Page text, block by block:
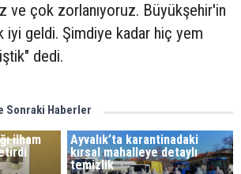
ve çok zorlanıyoruz. Büyükşehir'in
geldi. Şimdiye kadar hiç yem
dedi.
Sonraki Haberler
ilham
Ayvalık’ta karantinadaki
kırsal mahalleye detaylı
temizlik